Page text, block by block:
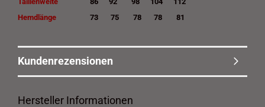
Hemdlänge 73 75 78 78 81
Kundenrezensionen
Hersteller Informationen